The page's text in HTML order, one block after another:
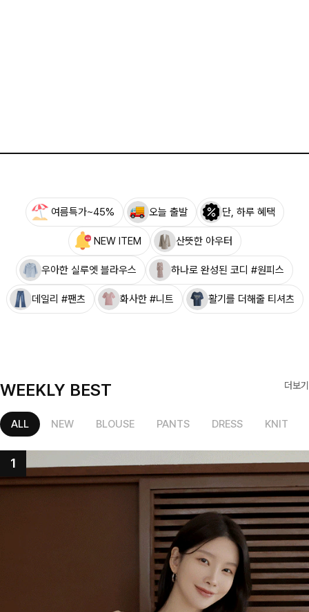
여름특가~45% 오늘 출발 단, 하루 혜택
NEW ITEM 산뜻한 아우터
우아한 실루엣 블라우스 하나로 완성된 코디 #원피스
데일리 #팬츠 화사한 #니트 활기를 더해줄 티셔츠
WEEKLY BEST 더보기
ALL NEW BLOUSE PANTS DRESS KNIT